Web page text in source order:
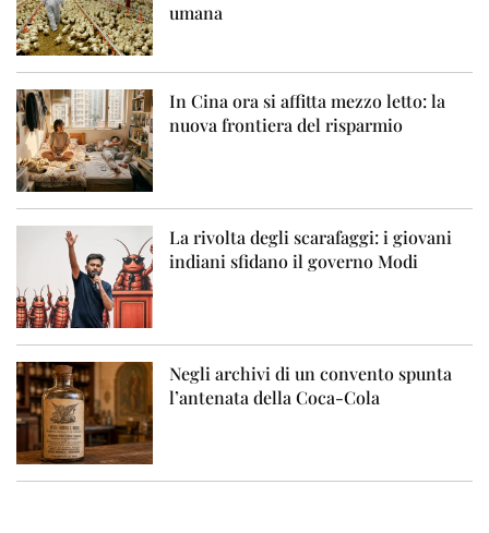
umana
In Cina ora si affitta mezzo letto: la
nuova frontiera del risparmio
La rivolta degli scarafaggi: i giovani
indiani sfidano il governo Modi
Negli archivi di un convento spunta
l’antenata della Coca-Cola